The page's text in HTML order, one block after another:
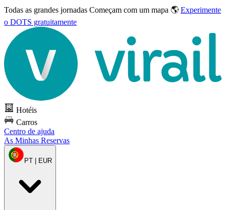
Todas as grandes jornadas Começam com um mapa 🌎 Experimente
o DOTS gratuitamente
Hotéis
Carros
Centro de ajuda
As Minhas Reservas
PT | EUR